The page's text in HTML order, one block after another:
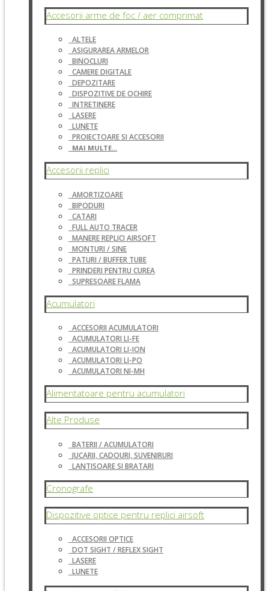
Accesorii arme de foc / aer comprimat
ALTELE
ASIGURAREA ARMELOR
BINOCLURI
CAMERE DIGITALE
DEPOZITARE
DISPOZITIVE DE OCHIRE
INTRETINERE
LASERE
LUNETE
PROIECTOARE SI ACCESORII
MAI MULTE...
Accesorii replici
AMORTIZOARE
BIPODURI
CATARI
FULL AUTO TRACER
MANERE REPLICI AIRSOFT
MONTURI / SINE
PATURI / BUFFER TUBE
PRINDERI PENTRU CUREA
SUPRESOARE FLAMA
Acumulatori
ACCESORII ACUMULATORI
ACUMULATORI LI-FE
ACUMULATORI LI-ION
ACUMULATORI LI-PO
ACUMULATORI NI-MH
Alimentatoare pentru acumulatori
Alte Produse
BATERII / ACUMULATORI
JUCARII, CADOURI, SUVENIRURI
LANTISOARE SI BRATARI
Cronografe
Dispozitive optice pentru replici airsoft
ACCESORII OPTICE
DOT SIGHT / REFLEX SIGHT
LASERE
LUNETE